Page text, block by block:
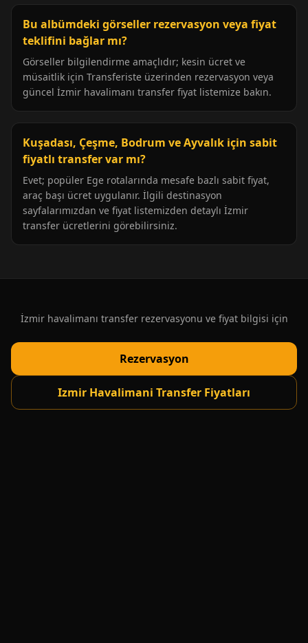
Bu albümdeki görseller rezervasyon veya fiyat
teklifini bağlar mı?
Görseller bilgilendirme amaçlıdır; kesin ücret ve
müsaitlik için Transferiste üzerinden rezervasyon veya
güncel İzmir havalimanı transfer fiyat listemize bakın.
Kuşadası, Çeşme, Bodrum ve Ayvalık için sabit
fiyatlı transfer var mı?
Evet; popüler Ege rotalarında mesafe bazlı sabit fiyat,
araç başı ücret uygulanır. İlgili destinasyon
sayfalarımızdan ve fiyat listemizden detaylı İzmir
transfer ücretlerini görebilirsiniz.
İzmir havalimanı transfer rezervasyonu ve fiyat bilgisi için
Rezervasyon
Izmir Havalimani Transfer Fiyatları